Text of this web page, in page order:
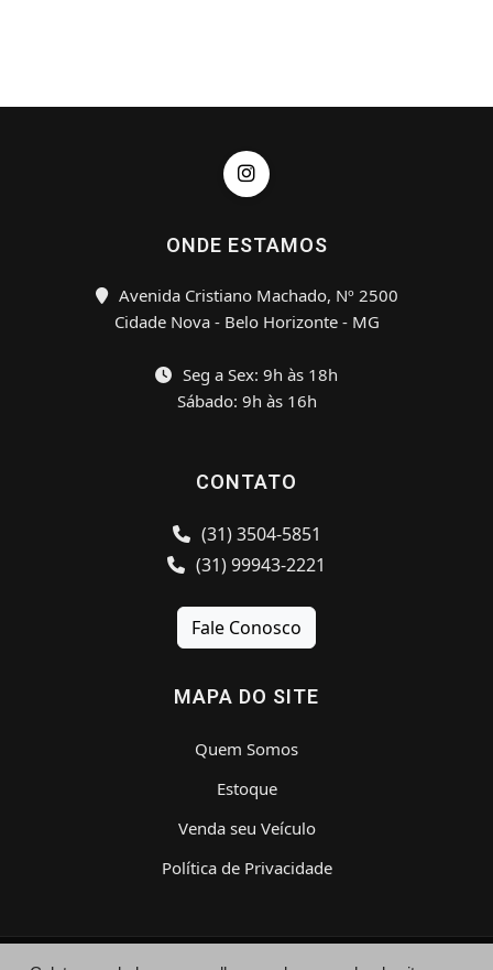
ONDE ESTAMOS
Avenida Cristiano Machado, Nº 2500
Cidade Nova - Belo Horizonte - MG
Seg a Sex: 9h às 18h
Sábado: 9h às 16h
CONTATO
(31) 3504-5851
(31) 99943-2221
Fale Conosco
MAPA DO SITE
Quem Somos
Estoque
Venda seu Veículo
Política de Privacidade